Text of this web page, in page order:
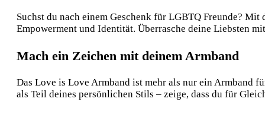
Suchst du nach einem Geschenk für LGBTQ Freunde?
Empowerment und Identität. Überrasche deine Liebsten
Mach ein Zeichen mit deinem Armband
Das Love is Love Armband ist mehr als nur ein Armband
als Teil deines persönlichen Stils – zeige, dass du für